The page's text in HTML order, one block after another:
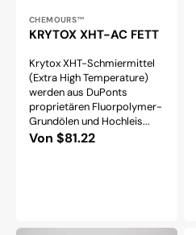
Anbieter:
CHEMOURS™
KRYTOX XHT-AC FETT
Krytox XHT-Schmiermittel
(Extra High Temperature)
werden aus DuPonts
proprietären Fluorpolymer-
Grundölen und Hochleis...
Normaler
Von $81.22